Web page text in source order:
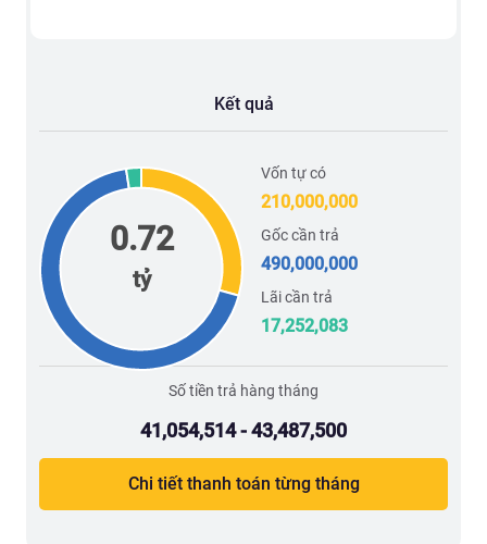
Kết quả
0.72
tỷ
Vốn tự có
210,000,000
Gốc cần trả
490,000,000
Lãi cần trả
17,252,083
Số tiền trả hàng tháng
41,054,514 - 43,487,500
Chi tiết thanh toán từng tháng